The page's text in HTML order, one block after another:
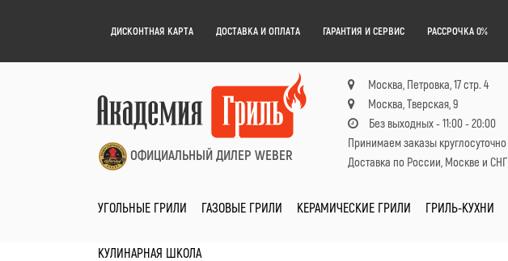
ДИСКОНТНАЯ КАРТА ДОСТАВКА И ОПЛАТА ГАРАНТИЯ И СЕРВИС РАССРОЧКА 0%
ОФИЦИАЛЬНЫЙ ДИЛЕР WEBER
Москва, Петровка, 17 стр. 4
Москва, Тверская, 9
Без выходных - 11:00 - 20:00
Принимаем заказы круглосуточно
Доставка по России, Москве и СНГ
УГОЛЬНЫЕ ГРИЛИ ГАЗОВЫЕ ГРИЛИ КЕРАМИЧЕСКИЕ ГРИЛИ ГРИЛЬ-КУХНИ
КУЛИНАРНАЯ ШКОЛА